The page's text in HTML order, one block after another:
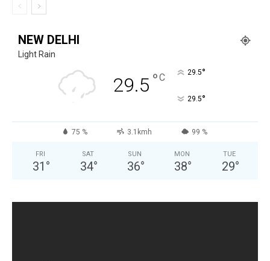
NEW DELHI
Light Rain
29.5 °C 29.5°
29.5°
75 % 3.1kmh 99 %
FRI
31 °
SAT
34°
SUN
36°
MON
38°
TUE
29°